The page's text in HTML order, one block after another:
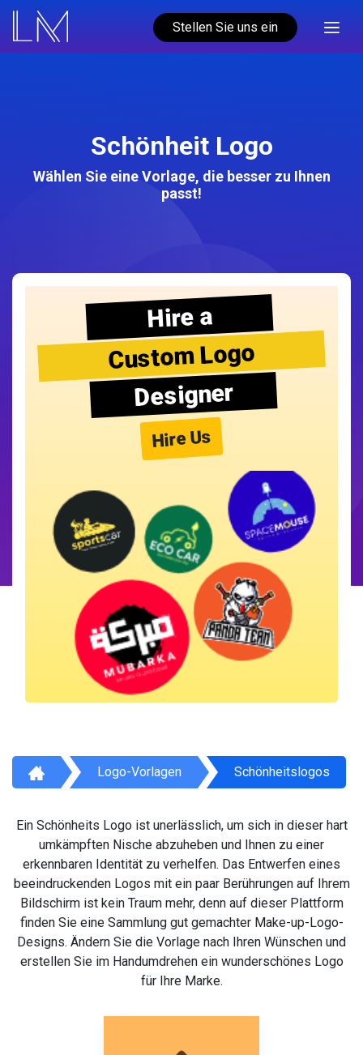
Stellen Sie uns ein
Schönheit Logo
Wählen Sie eine Vorlage, die besser zu Ihnen
passt!
Hire a
Custom Logo
Designer
Hire Us
Logo-Vorlagen Schönheitslogos
Ein Schönheits Logo ist unerlässlich, um sich in dieser hart
umkämpften Nische abzuheben und Ihnen zu einer
erkennbaren Identität zu verhelfen. Das Entwerfen eines
beeindruckenden Logos mit ein paar Berührungen auf Ihrem
Bildschirm ist kein Traum mehr, denn auf dieser Plattform
finden Sie eine Sammlung gut gemachter Make-up-Logo-
Designs. Ändern Sie die Vorlage nach Ihren Wünschen und
erstellen Sie im Handumdrehen ein wunderschönes Logo
für Ihre Marke.